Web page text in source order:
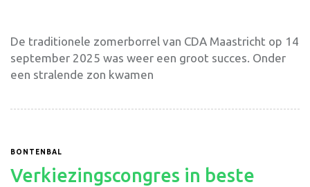
De traditionele zomerborrel van CDA Maastricht op 14
september 2025 was weer een groot succes. Onder
een stralende zon kwamen
BONTENBAL
Verkiezingscongres in beste